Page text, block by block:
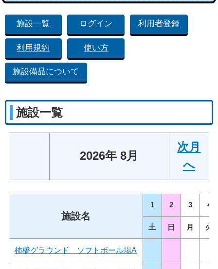
施設一覧 ログイン 利用者登録
利用規約 使い方
施設備品について
施設一覧
2026年 8月
次月
へ
施設名
1 2 3 4
土 日 月 火
柿橋グラウンド ソフトボール場A